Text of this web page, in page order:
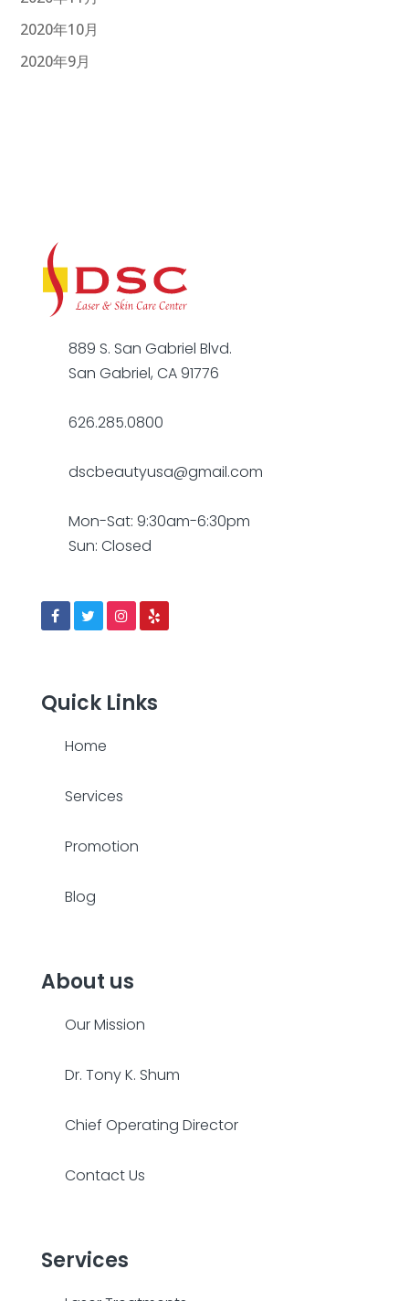
2020年10月
2020年9月
889 S. San Gabriel Blvd.
San Gabriel, CA 91776
626.285.0800
dscbeautyusa@gmail.com
Mon-Sat: 9:30am-6:30pm
Sun: Closed
Quick Links
Home
Services
Promotion
Blog
About us
Our Mission
Dr. Tony K. Shum
Chief Operating Director
Contact Us
Services